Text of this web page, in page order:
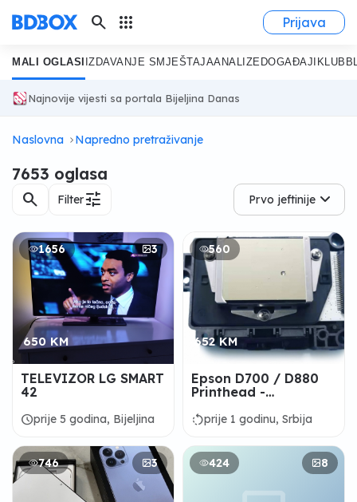
search apps Prijava
MALI OGLASI IZDAVANJE SMJEŠTAJAANALIZE DOGAĐAJI KLUB
Najnovije vijesti sa portala Bijeljina Danas
Naslovna Napredno pretraživanje
7653 oglasa
search Filtertune Prvo jeftinije
1656 3
650 KM
TELEVIZOR LG SMART
42
scheduleprije 5 godina, Bijeljina
560
652 KM
Epson D700 / D880
Printhead -
ARIZAPRINT
rotate_leftprije 1 godinu, Srbija
746 3 424 8